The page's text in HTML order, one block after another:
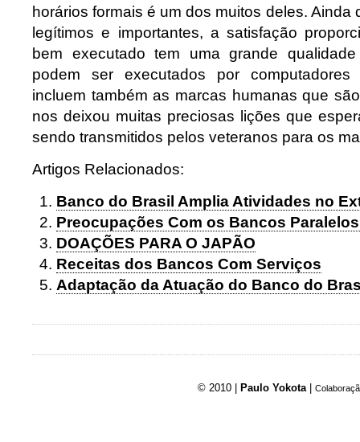
horários formais é um dos muitos deles. Ainda
legítimos e importantes, a satisfação
bem executado tem uma grande
podem ser executados por
incluem também as marcas humanas que
nos deixou muitas preciosas lições que
sendo transmitidos pelos veteranos para os
Artigos Relacionados:
Banco do Brasil Amplia Atividades no
Preocupações Com os Bancos
DOAÇÕES PARA O JAPÃO
Receitas dos Bancos Com Serviços
Adaptação da Atuação do Banco do
© 2010 | Paulo Yokota |